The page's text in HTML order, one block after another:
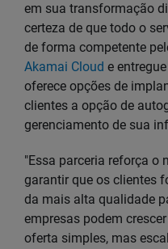
em sua transformação
certeza de que todo o
de forma competente
Akamai Cloud e
oferece opções de
clientes a opção de
gerenciamento de sua
"Essa parceria reforça o
garantir que os clientes
da mais alta qualidade
empresas podem
oferta simples, mas